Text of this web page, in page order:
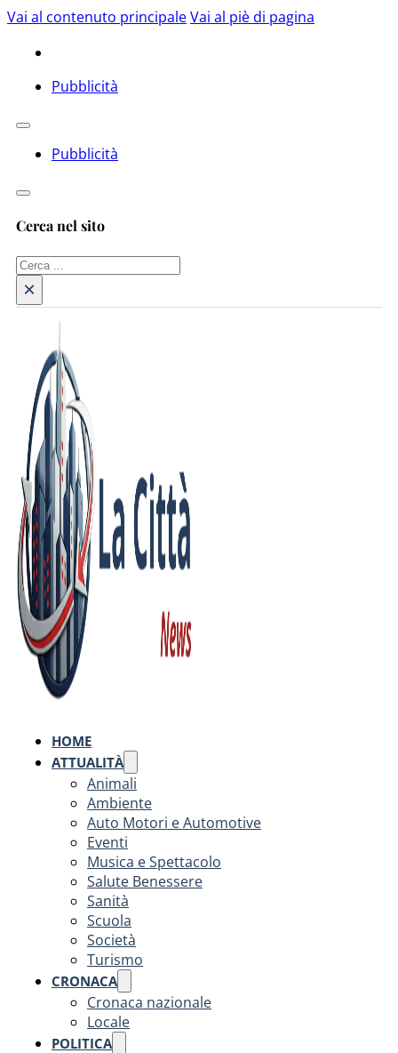
Vai al contenuto principaleVai al piè di pagina
Pubblicità
Pubblicità
Cerca nel sito
Cerca
×
HOME
ATTUALITÀ
Animali
Ambiente
Auto Motori e Automotive
Eventi
Musica e Spettacolo
Salute Benessere
Sanità
Scuola
Società
Turismo
CRONACA
Cronaca nazionale
Locale
POLITICA